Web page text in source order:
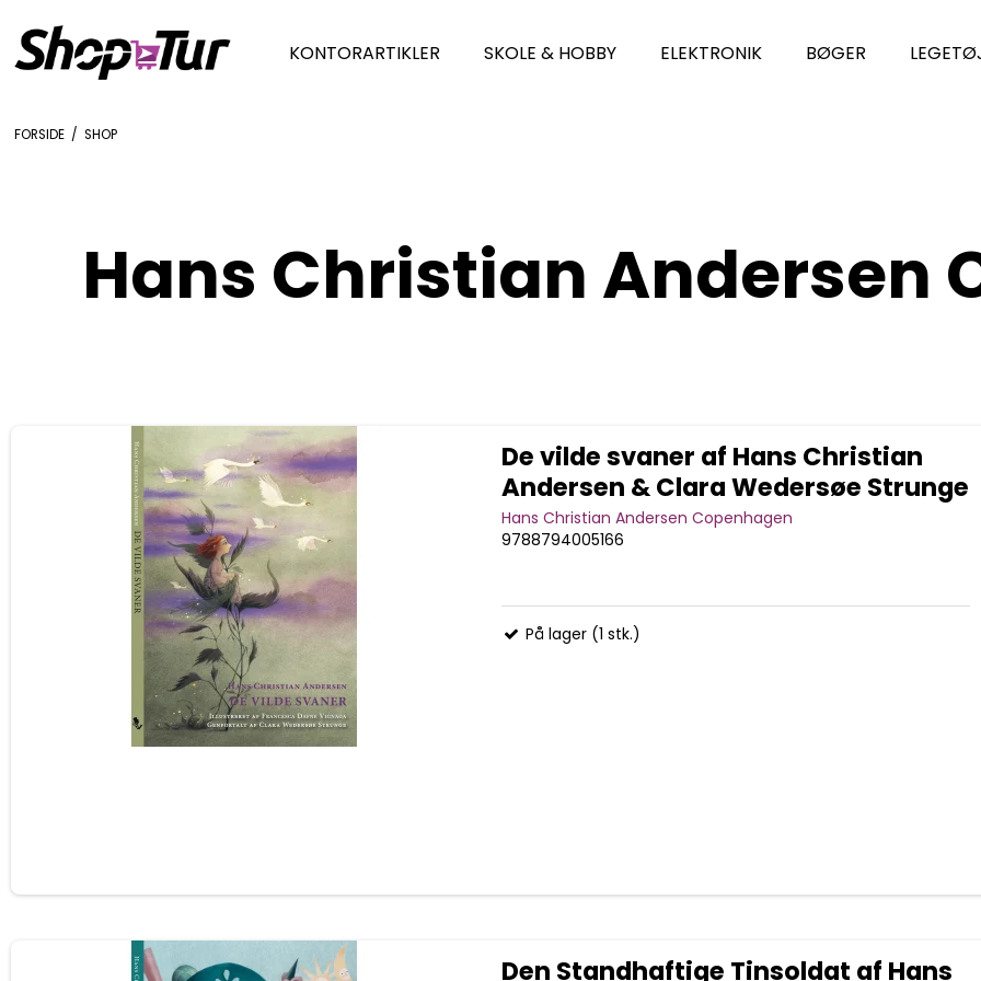
KONTORARTIKLER SKOLE & HOBBY ELEKTRONIK BØGER
FORSIDE / SHOP
Hans Christian Andersen
De vilde svaner af Hans Christian
Andersen & Clara Wedersøe Strunge
Hans Christian Andersen Copenhagen
9788794005166
På lager (1 stk.)
Den Standhaftige Tinsoldat af Hans